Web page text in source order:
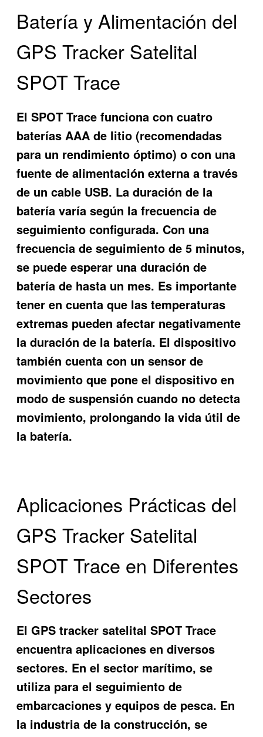
Batería y Alimentación del
GPS Tracker Satelital
SPOT Trace
El SPOT Trace funciona con cuatro
baterías AAA de litio (recomendadas
para un rendimiento óptimo) o con una
fuente de alimentación externa a través
de un cable USB. La duración de la
batería varía según la frecuencia de
seguimiento configurada. Con una
frecuencia de seguimiento de 5 minutos,
se puede esperar una duración de
batería de hasta un mes. Es importante
tener en cuenta que las temperaturas
extremas pueden afectar negativamente
la duración de la batería. El dispositivo
también cuenta con un sensor de
movimiento que pone el dispositivo en
modo de suspensión cuando no detecta
movimiento, prolongando la vida útil de
la batería.
Aplicaciones Prácticas del
GPS Tracker Satelital
SPOT Trace en Diferentes
Sectores
El GPS tracker satelital SPOT Trace
encuentra aplicaciones en diversos
sectores. En el sector marítimo, se
utiliza para el seguimiento de
embarcaciones y equipos de pesca. En
la industria de la construcción, se